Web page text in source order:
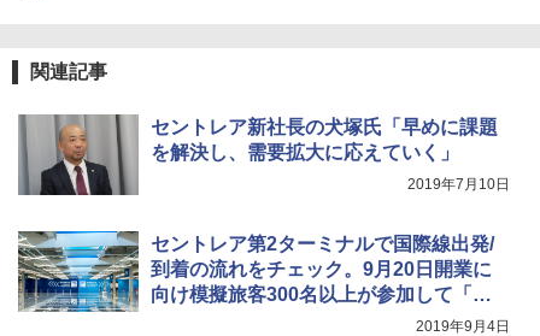
解く (講談社現代新書)
￥1,540
ュ(BC仕様) PATC-150B(EB)
￥9,990
[キャンパーズコレクション 山善] 傘みたいに
広げるだけ パッとサッとテント キューブワ
イド ブラックコーティング フルクローズ メ
ッシュ 4人用 簡単設置 ポップアップテント P
可能 安全ロック付き 高安全性 金属製耐久 コ
ンパクト多機能設計 持ち運び便利 アウトド
ア/オフィス/教育現場/展示会用 緑
電動エアーポンプ SUP用 20PSI 電動ポンプ
ゴムボート 空気入れ 空気抜き 自動停止 過熱
関連記事
セントレア新社長の犬塚氏「早めに課題
を解決し、需要拡大に応えていく」
2019年7月10日
セントレア第2ターミナルで国際線出発/
到着の流れをチェック。9月20日開業に
向け模擬旅客300名以上が参加して「旅
2019年9月4日